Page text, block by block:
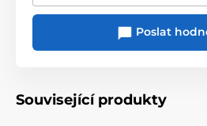
Poslat
Související produkty